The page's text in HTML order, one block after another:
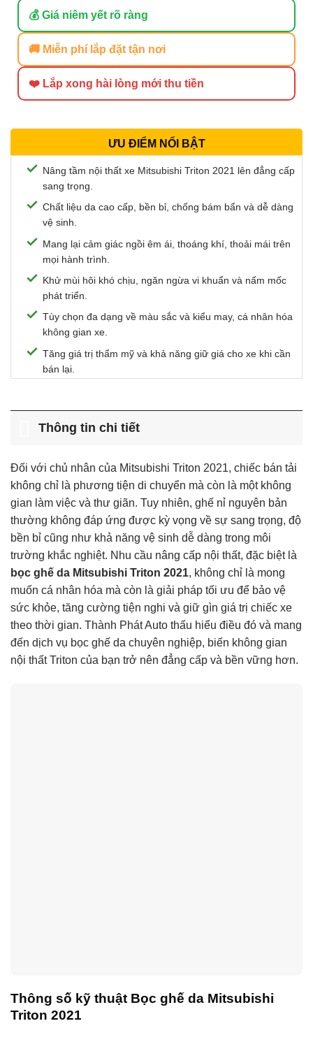
💰 Giá niêm yết rõ ràng
🚚 Miễn phí lắp đặt tận nơi
❤️ Lắp xong hài lòng mới thu tiền
ƯU ĐIỂM NỔI BẬT
Nâng tầm nội thất xe Mitsubishi Triton 2021 lên đẳng cấp
sang trọng.
Chất liệu da cao cấp, bền bỉ, chống bám bẩn và dễ dàng
vệ sinh.
Mang lại cảm giác ngồi êm ái, thoáng khí, thoải mái trên
mọi hành trình.
Khử mùi hôi khó chịu, ngăn ngừa vi khuẩn và nấm mốc
phát triển.
Tùy chọn đa dạng về màu sắc và kiểu may, cá nhân hóa
không gian xe.
Tăng giá trị thẩm mỹ và khả năng giữ giá cho xe khi cần
bán lại.
Thông tin chi tiết
Đối với chủ nhân của Mitsubishi Triton 2021, chiếc bán tải
không chỉ là phương tiện di chuyển mà còn là một không
gian làm việc và thư giãn. Tuy nhiên, ghế nỉ nguyên bản
thường không đáp ứng được kỳ vọng về sự sang trọng, độ
bền bỉ cũng như khả năng vệ sinh dễ dàng trong môi
trường khắc nghiệt. Nhu cầu nâng cấp nội thất, đặc biệt là
bọc ghế da Mitsubishi Triton 2021, không chỉ là mong
muốn cá nhân hóa mà còn là giải pháp tối ưu để bảo vệ
sức khỏe, tăng cường tiện nghi và giữ gìn giá trị chiếc xe
theo thời gian. Thành Phát Auto thấu hiểu điều đó và mang
đến dịch vụ bọc ghế da chuyên nghiệp, biến không gian
nội thất Triton của bạn trở nên đẳng cấp và bền vững hơn.
Thông số kỹ thuật Bọc ghế da Mitsubishi
Triton 2021